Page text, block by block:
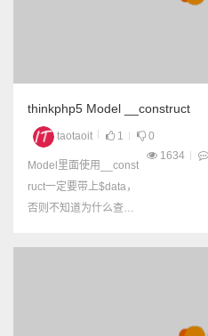
thinkphp5 Model __construct
taotaoit 1
0
1634
Model里面使用__const
ruct一定要带上$data，
否则不知道为什么查询